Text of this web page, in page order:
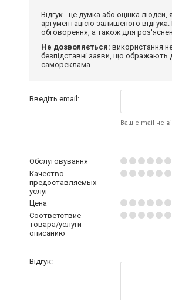
Відгук - це думка або оцінка
аргументацією залишеного
обговорення, а також для
Не дозволяється: використання
безпідставні заяви, що ображають
самореклама.
Введіть email:
Ваш e-mail не
Обслуговування
Качество
предоставляемых
услуг
Цена
Соответствие
товара/услуги
описанию
Відгук: